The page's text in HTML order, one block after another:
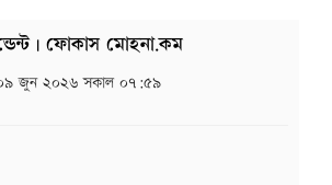
| ফোকাস মোহনা.কম
০৯ জুন ২০২৬ সকাল ০৭:৫৯